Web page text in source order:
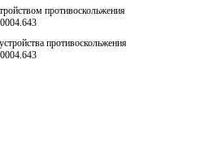
противоскольжения
противоскольжения